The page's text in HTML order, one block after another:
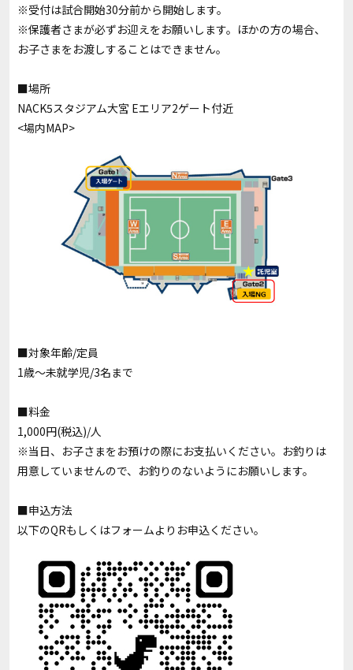
※受付は試合開始30分前から開始します。
※保護者さまが必ずお迎えをお願いします。ほかの⽅の場合、
お⼦さまをお渡しすることはできません。
■場所
NACK5スタジアム大宮 Eエリア2ゲート付近
<場内MAP>
■対象年齢/定員
1歳～未就学児/3名まで
■料金
1,000円(税込)/人
※当日、お子さまをお預けの際にお支払いください。お釣りは
用意していませんので、お釣りのないようにお願いします。
■申込方法
以下のQRもしくはフォームよりお申込ください。